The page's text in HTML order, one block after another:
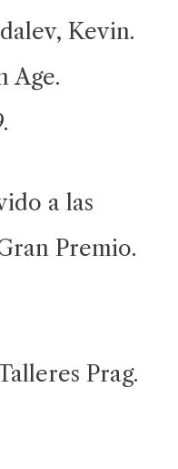
Kevin.
Age.
a las
Premio.
Prag.